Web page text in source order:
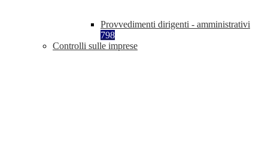
Provvedimenti dirigenti - amministrativi
798
Controlli sulle imprese